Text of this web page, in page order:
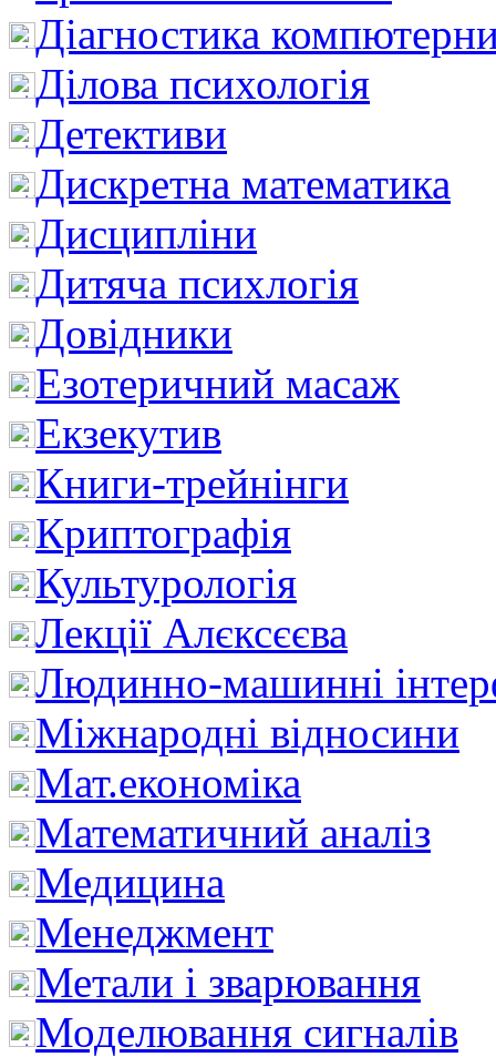
Діагностика
Ділова психологія
Детективи
Дискретна математика
Дисципліни
Дитяча психлогія
Довідники
Езотеричний масаж
Екзекутив
Книги-трейнінги
Криптографія
Культурологія
Лекції Алєксєєва
Людинно-машинні
Міжнародні відносини
Мат.економіка
Математичний аналіз
Медицина
Менеджмент
Метали і зварювання
Моделювання сигналів